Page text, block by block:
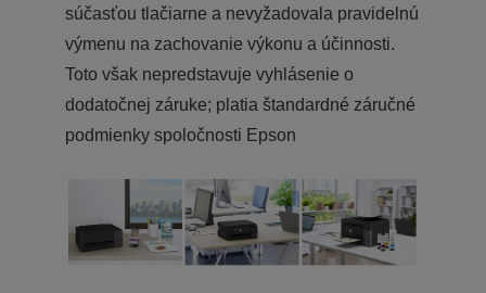
súčasťou tlačiarne a nevyžadovala pravidelnú
výmenu na zachovanie výkonu a účinnosti.
Toto však nepredstavuje vyhlásenie o
dodatočnej záruke; platia štandardné záručné
podmienky spoločnosti Epson